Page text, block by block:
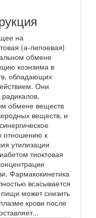
на
(а-липоевая)
обмене
коэнзима в
обладающих
Они
обмене веществ
веществ, и
отношению к
утилизации
тиоктовая
Фармакокинетика
всасывается
может снизить
крови после